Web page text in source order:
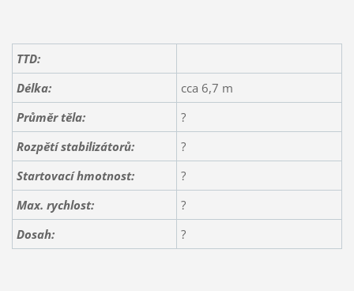
TTD:
Délka:
cca 6,7 m
Průměr těla:
?
Rozpětí stabilizátorů:
?
Startovací hmotnost:
?
Max. rychlost:
?
Dosah:
?